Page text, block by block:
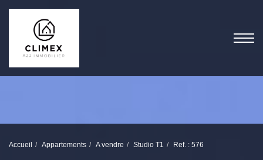
Accueil Appartements A vendre Studio T1 Ref. : 576